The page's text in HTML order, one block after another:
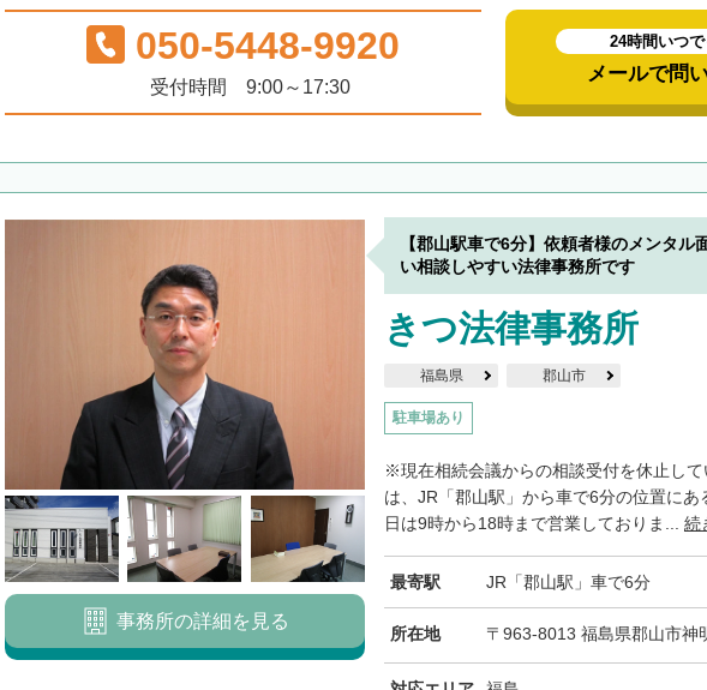
050-5448-9920
受付時間 9:00～17:30
24時間いつ
メールで問
【郡山駅車で6分】依頼者様のメンタル
い相談しやすい法律事務所です
きつ法律事務所
福島県 郡山市
駐車場あり
※現在相続会議からの相談受付を休止し
は、JR「郡山駅」から車で6分の位置に
日は9時から18時まで営業しておりま... 続
最寄駅 JR「郡山駅」車で6分
所在地 〒963-8013 福島県郡山市神
事務所の詳細を見る